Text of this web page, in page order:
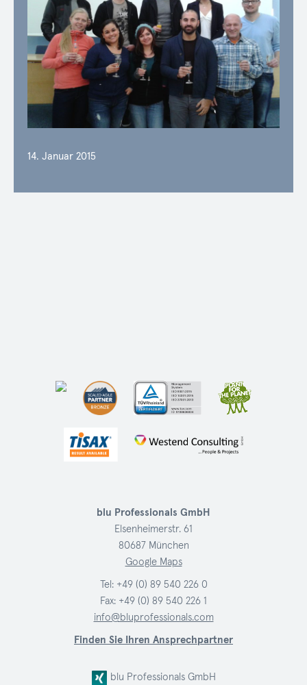
14. Januar 2015
blu Professionals GmbH
Elsenheimerstr. 61
80687 München
Google Maps
Tel: +49 (0) 89 540 226 0
Fax: +49 (0) 89 540 226 1
info@bluprofessionals.com
Finden Sie Ihren Ansprechpartner
blu Professionals GmbH